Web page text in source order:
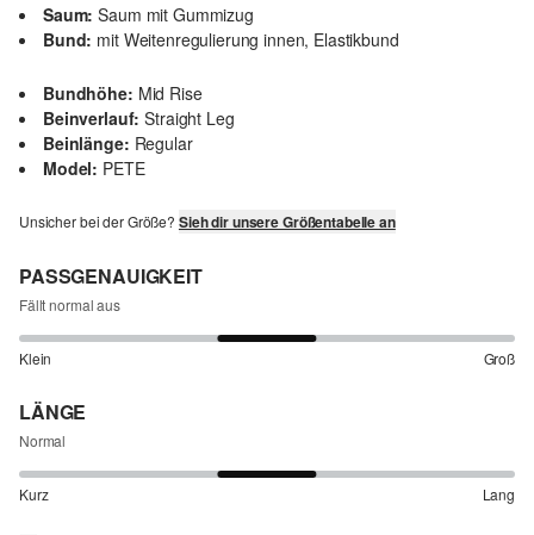
Saum: Saum mit Gummizug
Bund: mit Weitenregulierung innen, Elastikbund
Bundhöhe: Mid Rise
Beinverlauf: Straight Leg
Beinlänge: Regular
Model: PETE
Unsicher bei der Größe? Sieh dir unsere Größentabelle an
PASSGENAUIGKEIT
Fällt normal aus
Klein Groß
LÄNGE
Normal
Kurz Lang